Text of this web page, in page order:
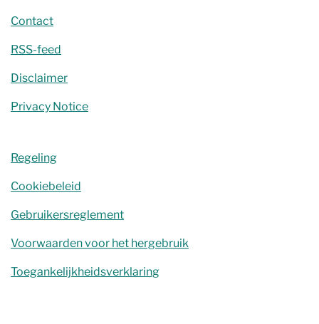
Contact
RSS-feed
Disclaimer
Privacy Notice
Regeling
Cookiebeleid
Gebruikersreglement
Voorwaarden voor het hergebruik
Toegankelijkheidsverklaring